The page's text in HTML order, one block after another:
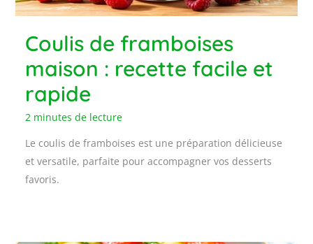
Coulis de framboises
maison : recette facile et
rapide
2 minutes de lecture
Le coulis de framboises est une préparation délicieuse
et versatile, parfaite pour accompagner vos desserts
favoris.